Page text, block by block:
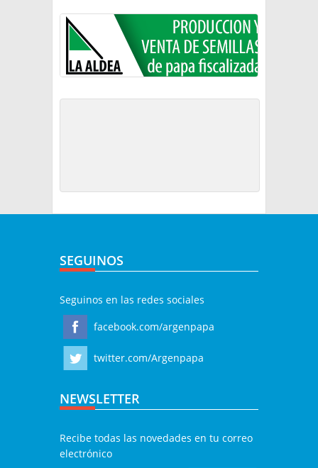
SEGUINOS
Seguinos en las redes sociales
facebook.com/argenpapa
twitter.com/Argenpapa
NEWSLETTER
Recibe todas las novedades en tu correo
electrónico